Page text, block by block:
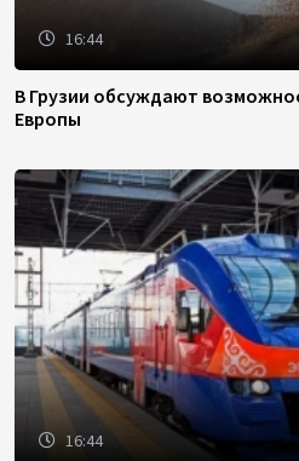
16:44
В Грузии обсуждают
Европы
16:44